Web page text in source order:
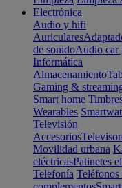
Electrónica
Audio y hifi
Auriculares
de sonidoAudio car
Informática
Almacenamiento
Gaming &
Smart home
Wearables
Televisión
Accesorios
Movilidad urbana
eléctricasPatinetes
Telefonía